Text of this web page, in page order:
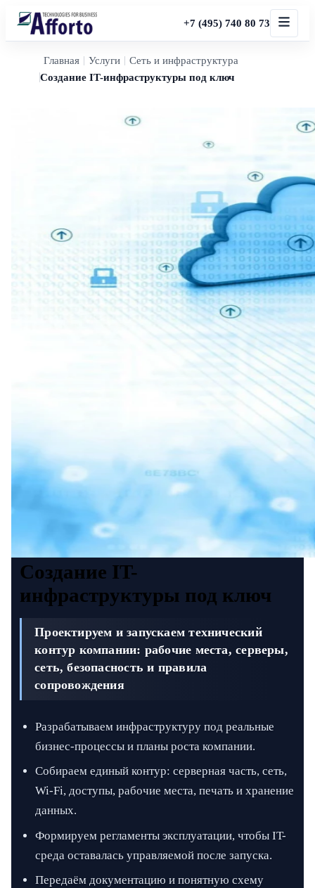
+7 (495) 740 80 73
Главная Услуги
Сеть и инфраструктура
Создание IT-инфраструктуры под ключ
Создание IT-
инфраструктуры под ключ
Проектируем и запускаем технический
контур компании: рабочие места, серверы,
сеть, безопасность и правила
сопровождения
Разрабатываем инфраструктуру под реальные
бизнес-процессы и планы роста компании.
Собираем единый контур: серверная часть, сеть,
Wi-Fi, доступы, рабочие места, печать и хранение
данных.
Формируем регламенты эксплуатации, чтобы IT-
среда оставалась управляемой после запуска.
Передаём документацию и понятную схему